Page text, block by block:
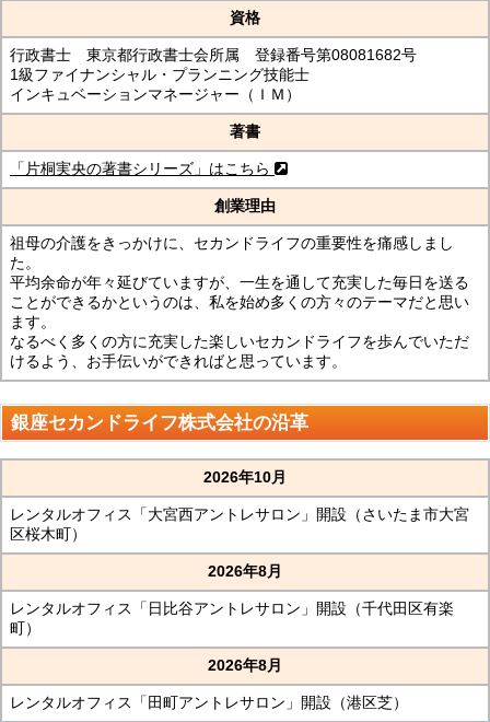
資格
行政書士 東京都行政書士会所属 登録番号第08081682号
1級ファイナンシャル・プランニング技能士
インキュベーションマネージャー（ＩＭ）
著書
「片桐実央の著書シリーズ」はこちら
創業理由
祖母の介護をきっかけに、セカンドライフの重要性を痛感しまし
た。
平均余命が年々延びていますが、一生を通して充実した毎日を送る
ことができるかというのは、私を始め多くの方々のテーマだと思い
ます。
なるべく多くの方に充実した楽しいセカンドライフを歩んでいただ
けるよう、お手伝いができればと思っています。
銀座セカンドライフ株式会社の沿革
2026年10月
レンタルオフィス「大宮西アントレサロン」開設（さいたま市大宮
区桜木町）
2026年8月
レンタルオフィス「日比谷アントレサロン」開設（千代田区有楽
町）
2026年8月
レンタルオフィス「田町アントレサロン」開設（港区芝）